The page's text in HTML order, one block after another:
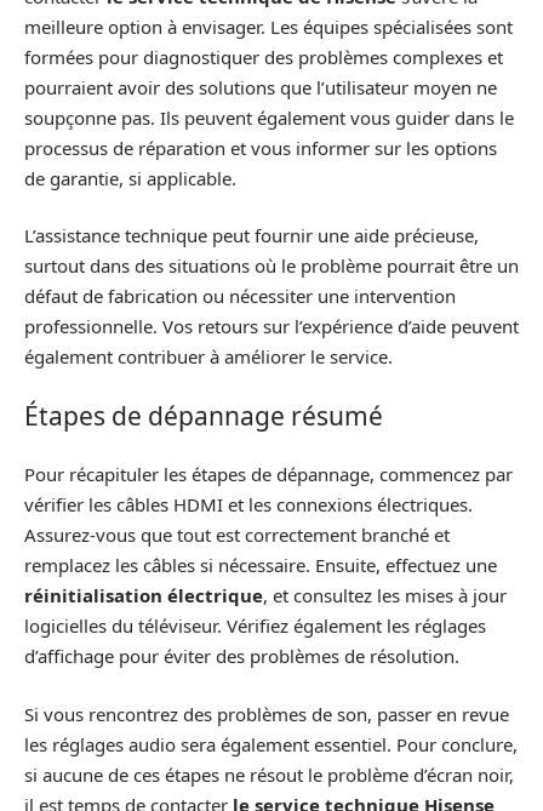
meilleure option à envisager. Les équipes spécialisées sont
formées pour diagnostiquer des problèmes complexes et
pourraient avoir des solutions que l’utilisateur moyen ne
soupçonne pas. Ils peuvent également vous guider dans le
processus de réparation et vous informer sur les options
de garantie, si applicable.
L’assistance technique peut fournir une aide précieuse,
surtout dans des situations où le problème pourrait être un
défaut de fabrication ou nécessiter une intervention
professionnelle. Vos retours sur l’expérience d’aide peuvent
également contribuer à améliorer le service.
Étapes de dépannage résumé
Pour récapituler les étapes de dépannage, commencez par
vérifier les câbles HDMI et les connexions électriques.
Assurez-vous que tout est correctement branché et
remplacez les câbles si nécessaire. Ensuite, effectuez une
réinitialisation électrique, et consultez les mises à jour
logicielles du téléviseur. Vérifiez également les réglages
d’affichage pour éviter des problèmes de résolution.
Si vous rencontrez des problèmes de son, passer en revue
les réglages audio sera également essentiel. Pour conclure,
si aucune de ces étapes ne résout le problème d’écran noir,
il est temps de contacter le service technique Hisense